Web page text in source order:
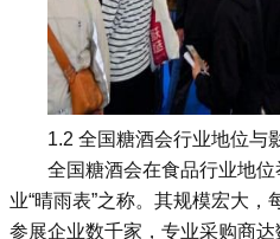
1.2 全国糖酒会行业地位与
全国糖酒会在食品行业地
业“晴雨表”之称。其规模宏大，
参展企业数千家，专业采购商